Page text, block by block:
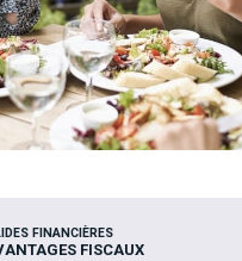
FINANCIÈRES
FISCAUX